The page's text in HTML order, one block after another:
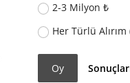
2-3 Milyon ₺
Her Türlü
Oy